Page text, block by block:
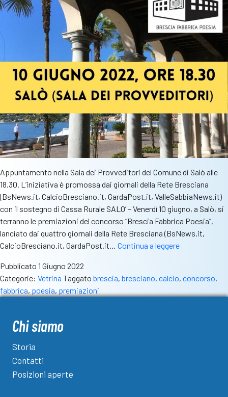
a
44
società
bresciane
Appuntamento nella Sala dei Provveditori del Comune di Salò alle
18.30. L’iniziativa è promossa dai giornali della Rete Bresciana
(BsNews.it, CalcioBresciano.it, GardaPost.it, ValleSabbiaNews.it)
con il sostegno di Cassa Rurale SALO’ – Venerdì 10 giugno, a Salò, si
terranno le premiazioni del concorso “Brescia Fabbrica Poesia”,
lanciato dai quattro giornali della Rete Bresciana (BsNews.it,
CalcioBresciano.it, GardaPost.it… Continua a leggere“Brescia
venerdì
10
Pubblicato 1 Giugno 2022
Categorie: Vetrina Taggato brescia, bresciano, calcio, concorso,
fabbrica, poesia, premiazioni
Chi siamo
Storia
Contatti
Posizioni aperte